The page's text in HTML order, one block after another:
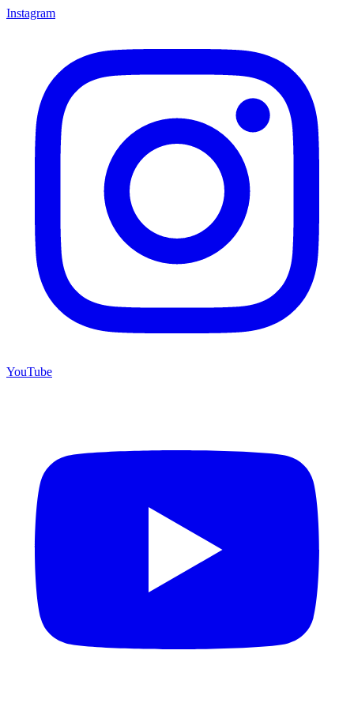
Instagram
YouTube